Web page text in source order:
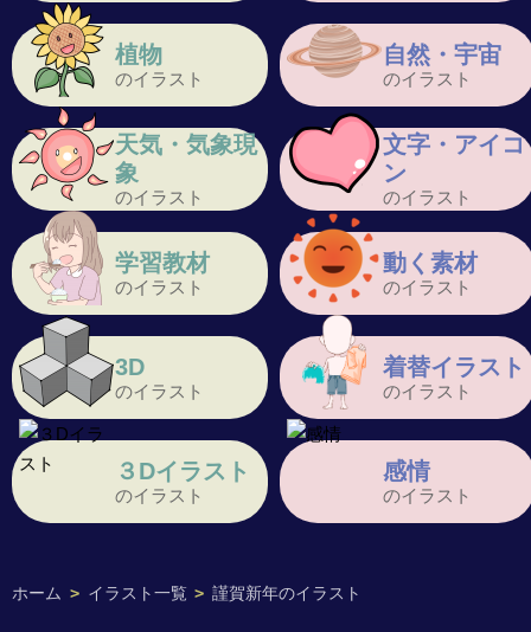
ホーム > イラスト一覧 > 謹賀新年のイラスト
植物
のイラスト
自然・宇宙
のイラスト
天気・気象現
象
のイラスト
文字・アイコ
ン
のイラスト
学習教材
のイラスト
動く素材
のイラスト
3D
のイラスト
着替イラスト
のイラスト
３Dイラスト
のイラスト
感情
のイラスト